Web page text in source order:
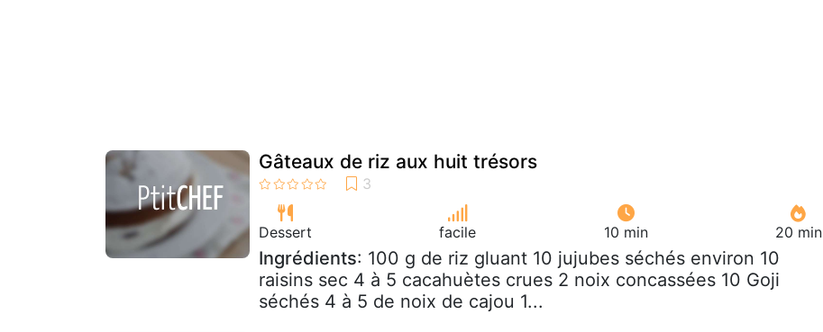
Gâteaux de riz aux huit trésors
Dessert facile 10 min 20 min
Ingrédients: 100 g de riz gluant 10 jujubes séchés environ 10
raisins sec 4 à 5 cacahuètes crues 2 noix concassées 10 Goji
séchés 4 à 5 de noix de cajou 1...